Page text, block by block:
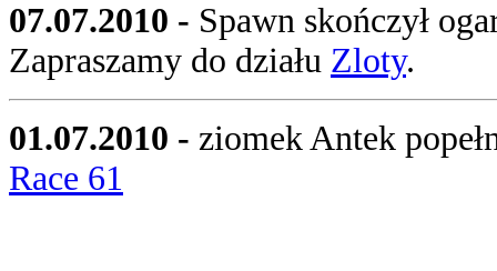
07.07.2010 - Spawn skończył
Zapraszamy do działu Zloty.
01.07.2010 - ziomek Antek
Race 61